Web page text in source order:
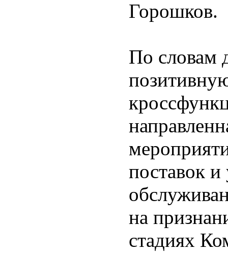
Горошков.
По словам
поставок
на
стадиях